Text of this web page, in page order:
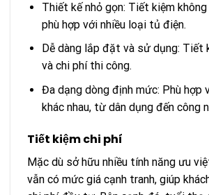
Thiết kế nhỏ gọn: Tiết kiệm
phù hợp với nhiều loại tủ điện.
Dễ dàng lắp đặt và sử dụng: Tiết
và chi phí thi công.
Đa dạng dòng định mức: Phù hợp
khác nhau, từ dân dụng đến công
Tiết kiệm chi phí
Mặc dù sở hữu nhiều tính năng ưu
vẫn có mức giá cạnh tranh, giúp